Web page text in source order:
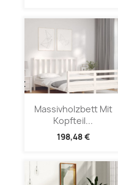
Massivholzbett Mit
Kopfteil...
198,48 €